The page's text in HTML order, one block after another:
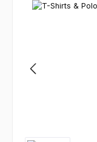
Bildergalerie